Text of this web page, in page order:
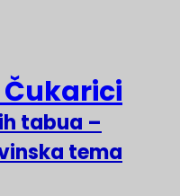
tabua –
tema
Čukarici